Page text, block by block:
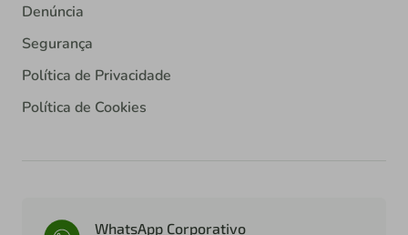
Denúncia
Segurança
Política de Privacidade
Política de Cookies
WhatsApp Corporativo